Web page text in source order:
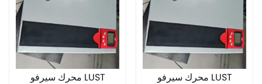
محرك سيرفو LUST
محرك سيرفو LUST